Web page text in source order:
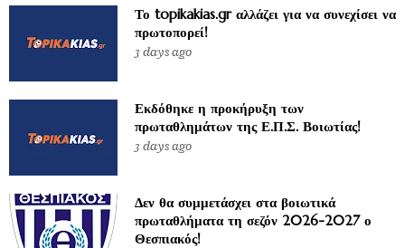
Το topikakias.gr αλλάζει για να συνεχίσει να
πρωτοπορεί!
3 days ago
Εκδόθηκε η προκήρυξη των
πρωταθλημάτων της Ε.Π.Σ. Βοιωτίας!
3 days ago
Δεν θα συμμετάσχει στα βοιωτικά
πρωταθλήματα τη σεζόν 2026-2027 ο
Θεσπιακός!